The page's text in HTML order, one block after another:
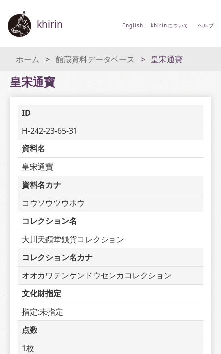
khirin English khirinについて ヘルプ
ホーム 館蔵資料データベース 皇宋通寶
皇宋通寶
ID
H-242-23-65-31
資料名
皇宋通寶
資料名カナ
コウソウツウホウ
コレクション名
大川天顕堂銭貨コレクション
コレクション名カナ
オオカワテンケンドウセンカコレクション
文化財指定
指定:未指定
点数
1枚